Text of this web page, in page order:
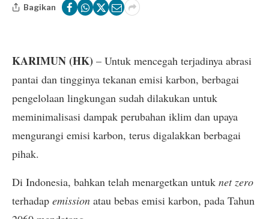
Bagikan
KARIMUN (HK) – Untuk mencegah terjadinya abrasi
pantai dan tingginya tekanan emisi karbon, berbagai
pengelolaan lingkungan sudah dilakukan untuk
meminimalisasi dampak perubahan iklim dan upaya
mengurangi emisi karbon, terus digalakkan berbagai
pihak.
Di Indonesia, bahkan telah menargetkan untuk net zero
terhadap emission atau bebas emisi karbon, pada Tahun